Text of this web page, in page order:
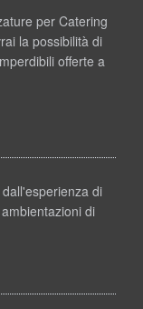
per Catering
la possibilità di
offerte a
di
di